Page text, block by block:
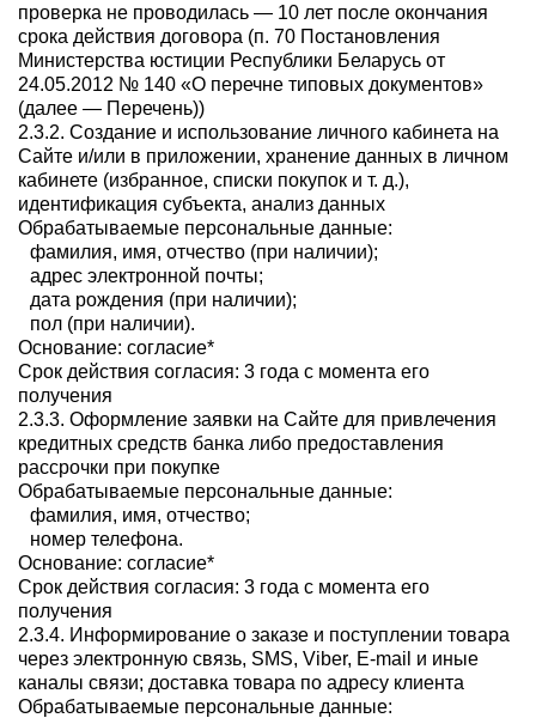
проверка не проводилась — 10 лет после окончания
срока действия договора (п. 70 Постановления
Министерства юстиции Республики Беларусь от
24.05.2012 № 140 «О перечне типовых документов»
(далее — Перечень))
2.3.2. Создание и использование личного кабинета на
Сайте и/или в приложении, хранение данных в личном
кабинете (избранное, списки покупок и т. д.),
идентификация субъекта, анализ данных
Обрабатываемые персональные данные:
фамилия, имя, отчество (при наличии);
адрес электронной почты;
дата рождения (при наличии);
пол (при наличии).
Основание: согласие*
Срок действия согласия: 3 года с момента его
получения
2.3.3. Оформление заявки на Сайте для привлечения
кредитных средств банка либо предоставления
рассрочки при покупке
Обрабатываемые персональные данные:
фамилия, имя, отчество;
номер телефона.
Основание: согласие*
Срок действия согласия: 3 года с момента его
получения
2.3.4. Информирование о заказе и поступлении товара
через электронную связь, SMS, Viber, E-mail и иные
каналы связи; доставка товара по адресу клиента
Обрабатываемые персональные данные: